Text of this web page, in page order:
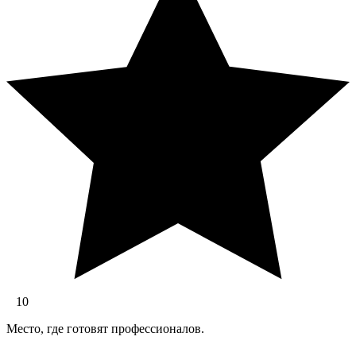
10
Место, где готовят профессионалов.